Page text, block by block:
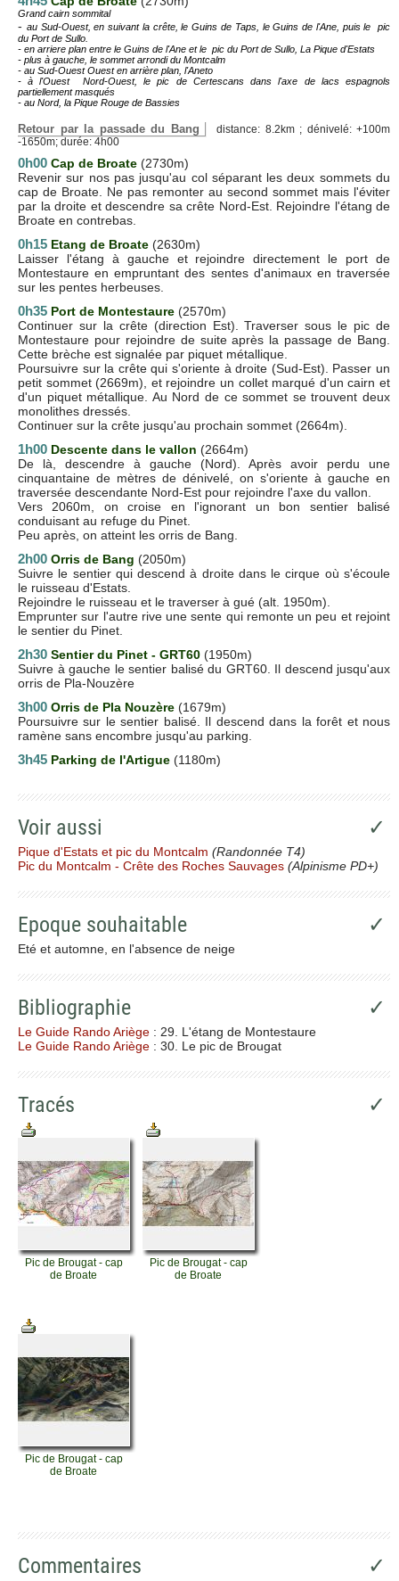
Grand cairn sommital
- au Sud-Ouest, en suivant la crête, le Guins de Taps, le Guins de l'Ane, puis le pic
du Port de Sullo.
- en arriere plan entre le Guins de l'Ane et le pic du Port de Sullo, La Pique d'Estats
- plus à gauche, le sommet arrondi du Montcalm
- au Sud-Ouest Ouest en arrière plan, l'Aneto
- à l'Ouest Nord-Ouest, le pic de Certescans dans l'axe de lacs espagnols
partiellement masqués
- au Nord, la Pique Rouge de Bassies
Retour par la passade du Bang
distance: 8.2km ; dénivelé: +100m
-1650m; durée: 4h00
0h00 Cap de Broate (2730m)
Revenir sur nos pas jusqu'au col séparant les deux sommets du
cap de Broate. Ne pas remonter au second sommet mais l'éviter
par la droite et descendre sa crête Nord-Est. Rejoindre l'étang de
Broate en contrebas.
0h15 Etang de Broate (2630m)
Laisser l'étang à gauche et rejoindre directement le port de
Montestaure en empruntant des sentes d'animaux en traversée
sur les pentes herbeuses.
0h35 Port de Montestaure (2570m)
Continuer sur la crête (direction Est). Traverser sous le pic de
Montestaure pour rejoindre de suite après la passage de Bang.
Cette brèche est signalée par piquet métallique.
Poursuivre sur la crête qui s'oriente à droite (Sud-Est). Passer un
petit sommet (2669m), et rejoindre un collet marqué d'un cairn et
d'un piquet métallique. Au Nord de ce sommet se trouvent deux
monolithes dressés.
Continuer sur la crête jusqu'au prochain sommet (2664m).
1h00 Descente dans le vallon (2664m)
De là, descendre à gauche (Nord). Après avoir perdu une
cinquantaine de mètres de dénivelé, on s'oriente à gauche en
traversée descendante Nord-Est pour rejoindre l'axe du vallon.
Vers 2060m, on croise en l'ignorant un bon sentier balisé
conduisant au refuge du Pinet.
Peu après, on atteint les orris de Bang.
2h00 Orris de Bang (2050m)
Suivre le sentier qui descend à droite dans le cirque où s'écoule
le ruisseau d'Estats.
Rejoindre le ruisseau et le traverser à gué (alt. 1950m).
Emprunter sur l'autre rive une sente qui remonte un peu et rejoint
le sentier du Pinet.
2h30 Sentier du Pinet - GRT60 (1950m)
Suivre à gauche le sentier balisé du GRT60. Il descend jusqu'aux
orris de Pla-Nouzère
3h00 Orris de Pla Nouzère (1679m)
Poursuivre sur le sentier balisé. Il descend dans la forêt et nous
ramène sans encombre jusqu'au parking.
3h45 Parking de l'Artigue (1180m)
Voir aussi ✓
Pique d'Estats et pic du Montcalm (Randonnée T4)
Pic du Montcalm - Crête des Roches Sauvages (Alpinisme PD+)
Epoque souhaitable ✓
Eté et automne, en l'absence de neige
Bibliographie ✓
Le Guide Rando Ariège : 29. L'étang de Montestaure
Le Guide Rando Ariège : 30. Le pic de Brougat
Tracés ✓
Pic de Brougat - cap
de Broate
Pic de Brougat - cap
de Broate
Pic de Brougat - cap
de Broate
Commentaires ✓